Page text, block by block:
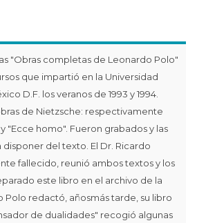
"Obras completas de Leonardo Polo"
que impartió en la Universidad
D.F. los veranos de 1993 y 1994.
de Nietzsche: respectivamente
"Ecce homo". Fueron grabados y las
disponer del texto. El Dr. Ricardo
fallecido, reunió ambos textos y los
este libro en el archivo de la
Polo redactó, añosmás tarde, su libro
de dualidades" recogió algunas